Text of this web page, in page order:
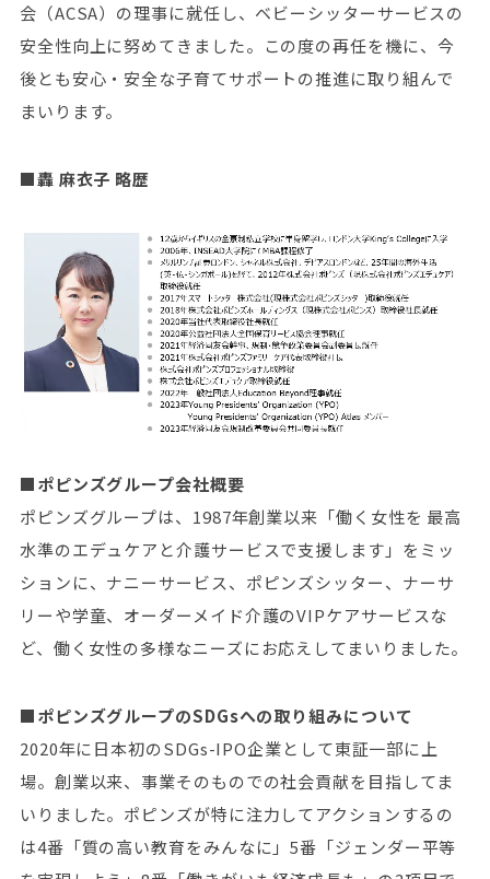
会（ACSA）の理事に就任し、ベビーシッターサービスの
安全性向上に努めてきました。この度の再任を機に、今
後とも安心・安全な子育てサポートの推進に取り組んで
まいります。
■轟 麻衣子 略歴
■ポピンズグループ会社概要
ポピンズグループは、1987年創業以来「働く女性を 最高
水準のエデュケアと介護サービスで支援します」をミッ
ションに、ナニーサービス、ポピンズシッター、ナーサ
リーや学童、オーダーメイド介護のVIPケアサービスな
ど、働く女性の多様なニーズにお応えしてまいりました。
■ポピンズグループのSDGsへの取り組みについて
2020年に日本初のSDGs-IPO企業として東証一部に上
場。創業以来、事業そのものでの社会貢献を目指してま
いりました。ポピンズが特に注力してアクションするの
は4番「質の高い教育をみんなに」5番「ジェンダー平等